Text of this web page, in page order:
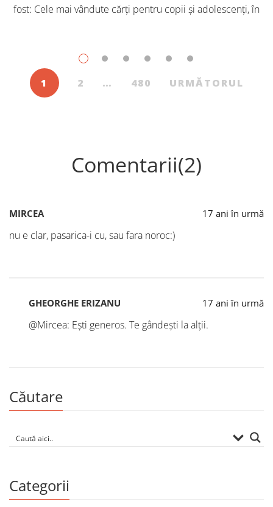
fost: Cele mai vândute cărți pentru copii și adolescenți, în
1 2 … 480 URMĂTORUL
Comentarii(2)
MIRCEA 17 ani în urmă
nu e clar, pasarica-i cu, sau fara noroc:)
GHEORGHE ERIZANU 17 ani în urmă
@Mircea: Ești generos. Te gândești la alții.
Căutare
Categorii